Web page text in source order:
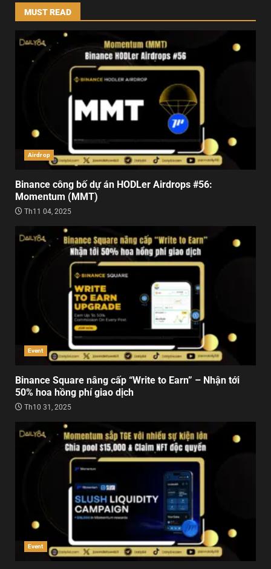
MUST READ
Airdrop
Binance công bố dự án HODLer Airdrops #56:
Momentum (MMT)
Th11 04, 2025
Event
Binance Square nâng cấp “Write to Earn” – Nhận tới
50% hoa hồng phí giao dịch
Th10 31, 2025
Event